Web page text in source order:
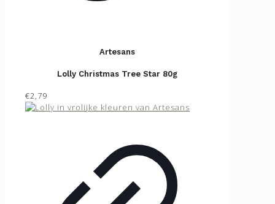
Artesans
Lolly Christmas Tree Star 80g
€2,79